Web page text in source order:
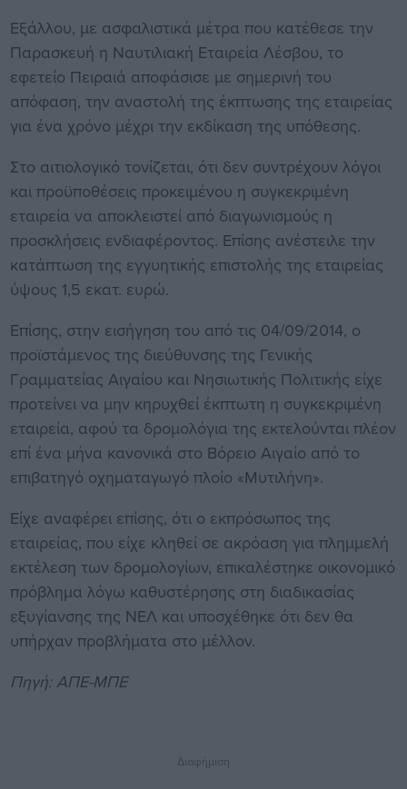
Εξάλλου, με ασφαλιστικά μέτρα που κατέθεσε την
Παρασκευή η Ναυτιλιακή Εταιρεία Λέσβου, το
εφετείο Πειραιά αποφάσισε με σημερινή του
απόφαση, την αναστολή της έκπτωσης της εταιρείας
για ένα χρόνο μέχρι την εκδίκαση της υπόθεσης.
Στο αιτιολογικό τονίζεται, ότι δεν συντρέχουν λόγοι
και προϋποθέσεις προκειμένου η συγκεκριμένη
εταιρεία να αποκλειστεί από διαγωνισμούς η
προσκλήσεις ενδιαφέροντος. Επίσης ανέστειλε την
κατάπτωση της εγγυητικής επιστολής της εταιρείας
ύψους 1,5 εκατ. ευρώ.
Επίσης, στην εισήγηση του από τις 04/09/2014, ο
προϊστάμενος της διεύθυνσης της Γενικής
Γραμματείας Αιγαίου και Νησιωτικής Πολιτικής είχε
προτείνει να μην κηρυχθεί έκπτωτη η συγκεκριμένη
εταιρεία, αφού τα δρομολόγια της εκτελούνται πλέον
επί ένα μήνα κανονικά στο Βόρειο Αιγαίο από το
επιβατηγό οχηματαγωγό πλοίο «Μυτιλήνη».
Είχε αναφέρει επίσης, ότι ο εκπρόσωπος της
εταιρείας, που είχε κληθεί σε ακρόαση για πλημμελή
εκτέλεση των δρομολογίων, επικαλέστηκε οικονομικό
πρόβλημα λόγω καθυστέρησης στη διαδικασίας
εξυγίανσης της ΝΕΛ και υποσχέθηκε ότι δεν θα
υπήρχαν προβλήματα στο μέλλον.
Πηγή: ΑΠΕ-ΜΠΕ
Διαφήμιση